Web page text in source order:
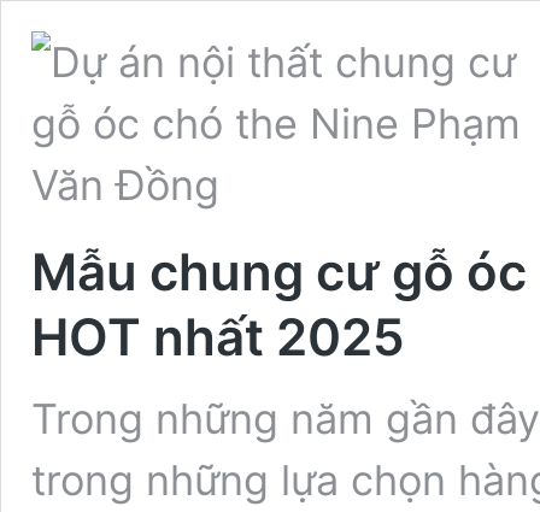
Mẫu chung cư gỗ
HOT nhất 2025
Trong những năm gần
trong những lựa chọn